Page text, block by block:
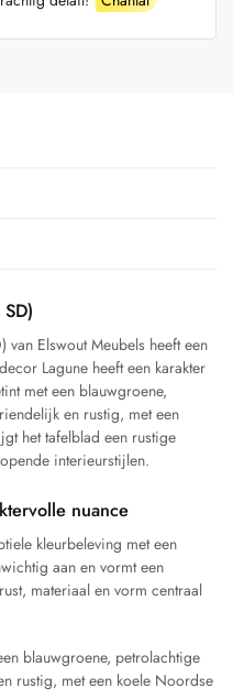
van Elswout Meubels heeft een
Lagune heeft een karakter
met een blauwgroene,
en rustig, met een
het tafelblad een rustige
interieurstijlen.
nuance
kleurbeleving met een
aan en vormt een
materiaal en vorm centraal
blauwgroene, petrolachtige
rustig, met een koele Noordse